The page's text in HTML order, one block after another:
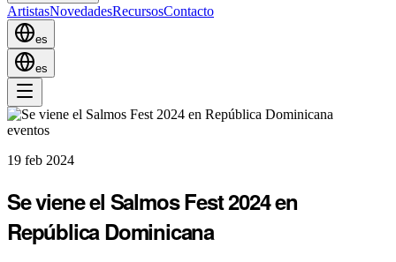
ArtistasNovedadesRecursosContacto
es
es
eventos
19 feb 2024
Se viene el Salmos Fest 2024 en
República Dominicana